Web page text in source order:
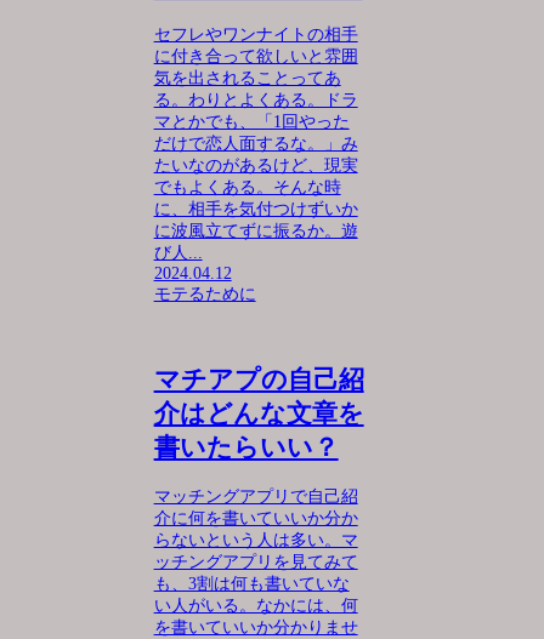
セフレやワンナイトの相手
に付き合って欲しいと雰囲
気を出されることってあ
る。わりとよくある。ドラ
マとかでも、「1回やった
だけで恋人面するな。」み
たいなのがあるけど、現実
でもよくある。そんな時
に、相手を気付つけずいか
に波風立てずに振るか。遊
び人...
2024.04.12
モテるために
マチアプの自己紹
介はどんな文章を
書いたらいい？
マッチングアプリで自己紹
介に何を書いていいか分か
らないという人は多い。マ
ッチングアプリを見てみて
も、3割は何も書いていな
い人がいる。なかには、何
を書いていいか分かりませ